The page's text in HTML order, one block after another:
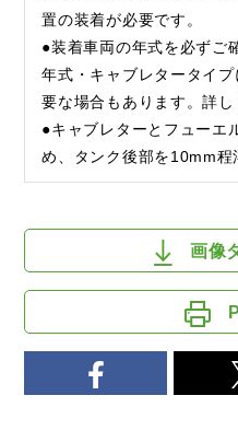
置の装着が必要です。
●装着車両の年式を必ずご
年式・キャブレタータイ
要な場合もあります。詳し
●キャブレターとフューエ
め、タンク後部を10mm程
画像